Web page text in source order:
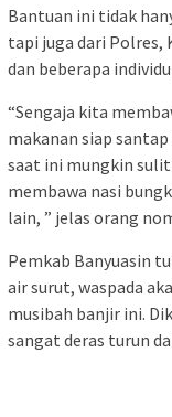
Bantuan ini tidak
tapi juga dari Polres,
dan beberapa
“Sengaja kita
makanan siap
saat ini mungkin
membawa nasi
lain, ” jelas orang
Pemkab Banyuasin
air surut, waspada
musibah banjir ini.
sangat deras turun